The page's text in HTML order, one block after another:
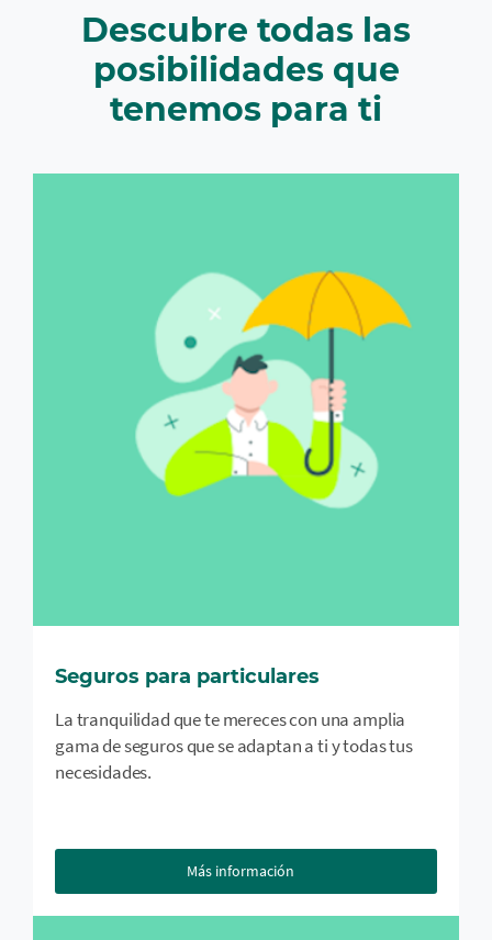
Descubre todas las
posibilidades que
tenemos para ti
Seguros para particulares
La tranquilidad que te mereces con una amplia
gama de seguros que se adaptan a ti y todas tus
necesidades.
Más información